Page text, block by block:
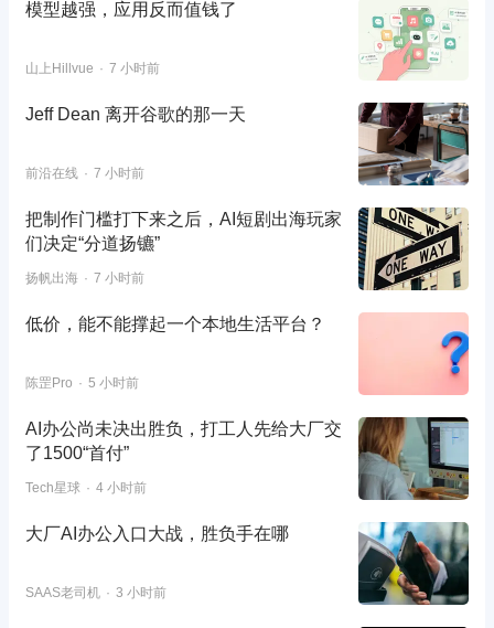
模型越强，应用反而值钱了
山上Hillvue 7 小时前
Jeff Dean 离开谷歌的那一天
前沿在线 7 小时前
把制作门槛打下来之后，AI短剧出海玩家
们决定“分道扬镳”
扬帆出海 7 小时前
低价，能不能撑起一个本地生活平台？
陈罡Pro 5 小时前
AI办公尚未决出胜负，打工人先给大厂交
了1500“首付”
Tech星球 4 小时前
大厂AI办公入口大战，胜负手在哪
SAAS老司机 3 小时前